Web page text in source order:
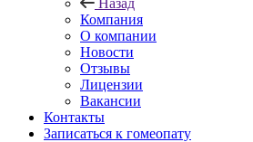
Назад
Компания
О компании
Новости
Отзывы
Лицензии
Вакансии
Контакты
Записаться к гомеопату